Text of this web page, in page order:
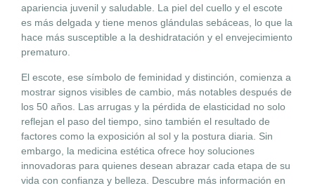
apariencia juvenil y saludable. La piel del cuello y el escote
es más delgada y tiene menos glándulas sebáceas, lo que la
hace más susceptible a la deshidratación y el envejecimiento
prematuro.
El escote, ese símbolo de feminidad y distinción, comienza a
mostrar signos visibles de cambio, más notables después de
los 50 años. Las arrugas y la pérdida de elasticidad no solo
reflejan el paso del tiempo, sino también el resultado de
factores como la exposición al sol y la postura diaria. Sin
embargo, la medicina estética ofrece hoy soluciones
innovadoras para quienes desean abrazar cada etapa de su
vida con confianza y belleza. Descubre más información en